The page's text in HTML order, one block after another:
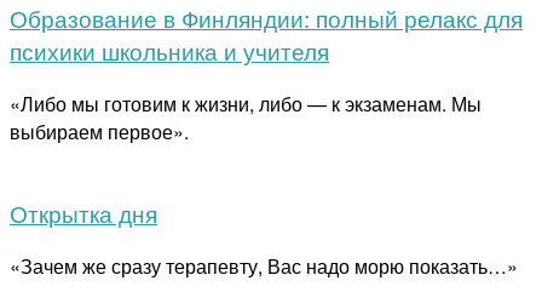
Образование в Финляндии: полный релакс для
психики школьника и учителя
«Либо мы готовим к жизни, либо — к экзаменам. Мы
выбираем первое».
Открытка дня
«Зачем же сразу терапевту, Вас надо морю показать…»